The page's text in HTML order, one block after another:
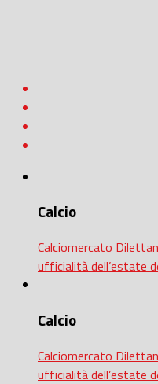
Calcio
Calciomercato
ufficialità dell’estate
Calcio
Calciomercato
ufficialità dell’estate